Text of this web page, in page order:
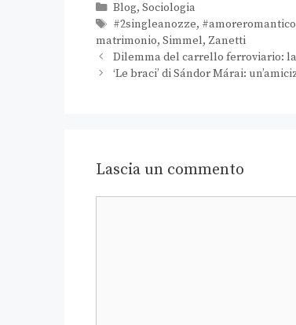
Blog, Sociologia
#2singleanozze, #amoreromantico
matrimonio, Simmel, Zanetti
Dilemma del carrello ferroviario:
‘Le braci’ di Sándor Márai:
Lascia un commento